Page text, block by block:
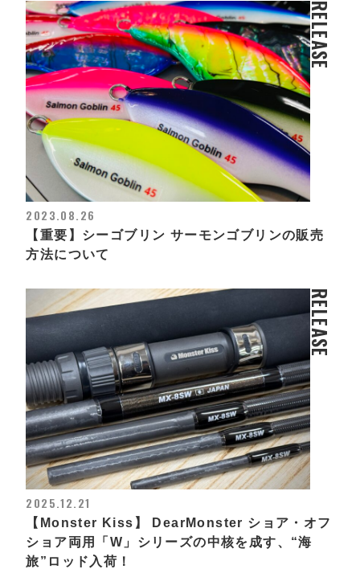
RELEASE
2023.08.26
【重要】シーゴブリン サーモンゴブリンの販売
方法について
RELEASE
2025.12.21
【Monster Kiss】 DearMonster ショア・オフ
ショア両用「W」シリーズの中核を成す、“海
旅”ロッド入荷！